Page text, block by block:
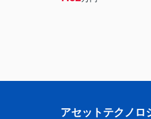
アセットテクノロ